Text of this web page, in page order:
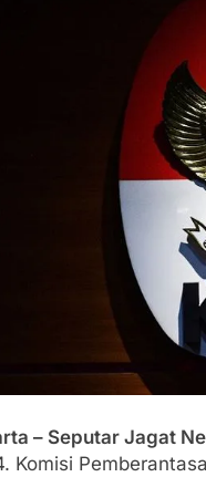
Polri, Kapolresta
Pusat Tg. Perak
Sukabumi
Edaran Disdik
FSP Maritim Indonesia
di Tanah
– Seputar Jagat
Komisi